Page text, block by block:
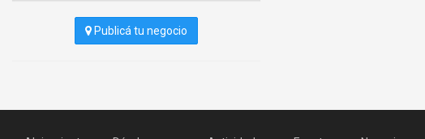
Publicá tu negocio